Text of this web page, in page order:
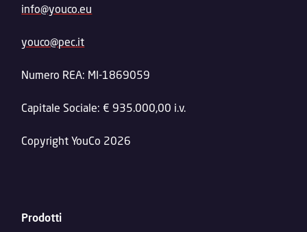
info@youco.eu
youco@pec.it
Numero REA: MI-1869059
Capitale Sociale: € 935.000,00 i.v.
Copyright YouCo 2026
Prodotti